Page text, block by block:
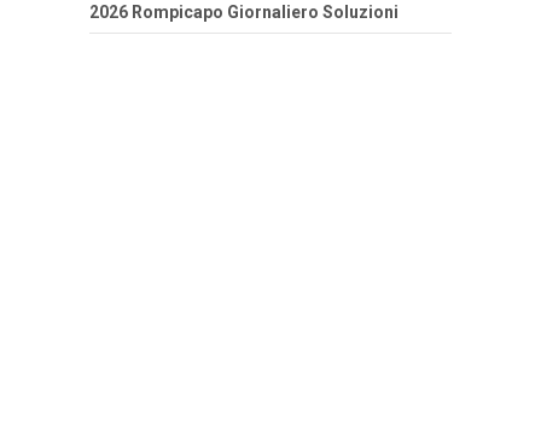
2026 Rompicapo Giornaliero Soluzioni